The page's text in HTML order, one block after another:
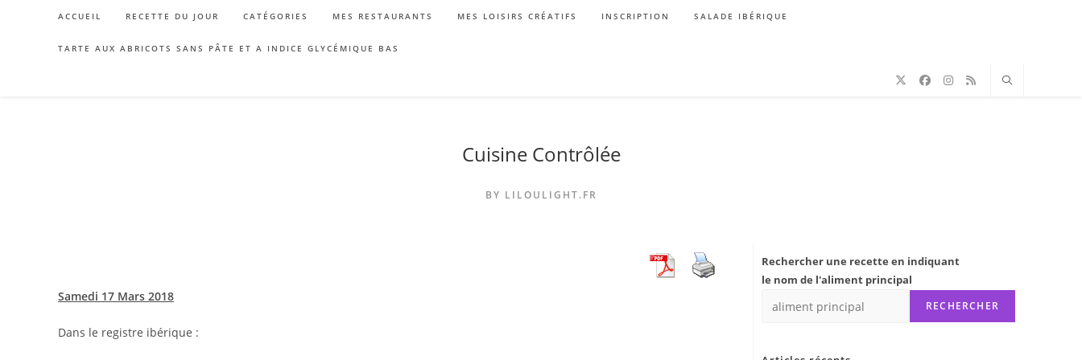
ACCUEIL RECETTE DU JOUR CATÉGORIES MES RESTAURANTS MES LOISIRS CRÉATIFS INSCRIPTION SALADE IBÉRIQUE
TARTE AUX ABRICOTS SANS PÂTE ET A INDICE GLYCÉMIQUE BAS
Cuisine Contrôlée
BY LILOULIGHT.FR
Samedi 17 Mars 2018
Dans le registre ibérique :
Rechercher une recette en indiquant
le nom de l'aliment principal
RECHERCHER